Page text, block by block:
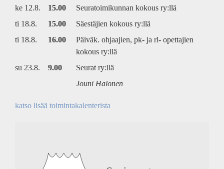
ke 12.8.
15.00
Seuratoimikunnan kokous ry:llä
ti 18.8.
15.00
Säestäjien kokous ry:llä
ti 18.8.
16.00
Päiväk. ohjaajien, pk- ja rl- opettajien
kokous ry:llä
su 23.8.
9.00
Seurat ry:llä
Jouni Halonen
katso lisää toimintakalenterista